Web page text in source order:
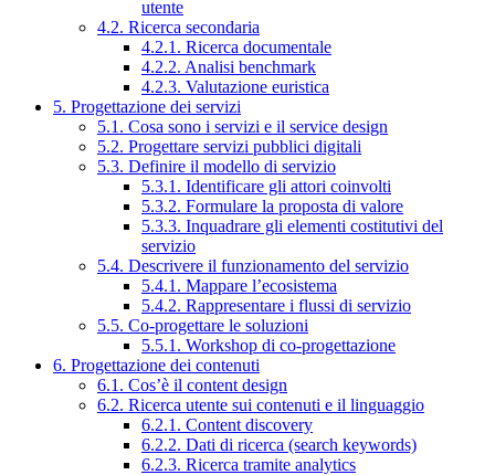
utente
4.2. Ricerca secondaria
4.2.1. Ricerca documentale
4.2.2. Analisi benchmark
4.2.3. Valutazione euristica
5. Progettazione dei servizi
5.1. Cosa sono i servizi e il service design
5.2. Progettare servizi pubblici digitali
5.3. Definire il modello di servizio
5.3.1. Identificare gli attori coinvolti
5.3.2. Formulare la proposta di valore
5.3.3. Inquadrare gli elementi costitutivi del
servizio
5.4. Descrivere il funzionamento del servizio
5.4.1. Mappare l’ecosistema
5.4.2. Rappresentare i flussi di servizio
5.5. Co-progettare le soluzioni
5.5.1. Workshop di co-progettazione
6. Progettazione dei contenuti
6.1. Cos’è il content design
6.2. Ricerca utente sui contenuti e il linguaggio
6.2.1. Content discovery
6.2.2. Dati di ricerca (search keywords)
6.2.3. Ricerca tramite analytics